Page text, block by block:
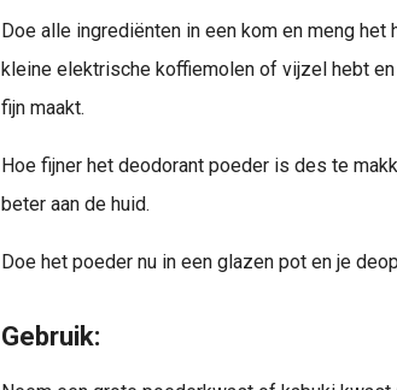
Doe alle ingrediënten in een kom en meng
kleine elektrische koffiemolen of vijzel hebt
fijn maakt.
Hoe fijner het deodorant poeder is des te
beter aan de huid.
Doe het poeder nu in een glazen pot en je
Gebruik: